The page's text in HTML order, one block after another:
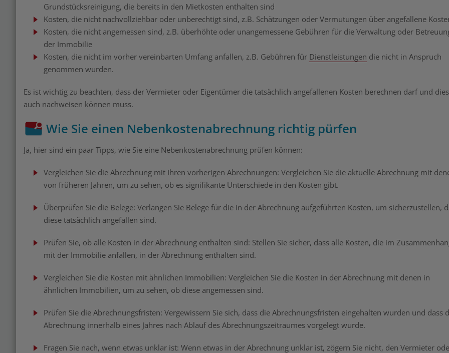
Grundstücksreinigung, die bereits in den Mietkosten enthalten sind
Kosten, die nicht nachvollziehbar oder unberechtigt sind, z.B. Schätzungen oder Vermutungen über angefallene
Kosten, die nicht angemessen sind, z.B. überhöhte oder unangemessene Gebühren für die Verwaltung oder
der Immobilie
Kosten, die nicht im vorher vereinbarten Umfang anfallen, z.B. Gebühren für Dienstleistungen die nicht in Anspruch
genommen wurden.
Es ist wichtig zu beachten, dass der Vermieter oder Eigentümer die tatsächlich angefallenen Kosten berechnen darf und
auch nachweisen können muss.
Wie Sie einen Nebenkostenabrechnung richtig pürfen
Ja, hier sind ein paar Tipps, wie Sie eine Nebenkostenabrechnung prüfen können:
Vergleichen Sie die Abrechnung mit Ihren vorherigen Abrechnungen: Vergleichen Sie die aktuelle Abrechnung mit
von früheren Jahren, um zu sehen, ob es signifikante Unterschiede in den Kosten gibt.
Überprüfen Sie die Belege: Verlangen Sie Belege für die in der Abrechnung aufgeführten Kosten, um sicherzustellen,
diese tatsächlich angefallen sind.
Prüfen Sie, ob alle Kosten in der Abrechnung enthalten sind: Stellen Sie sicher, dass alle Kosten, die im
mit der Immobilie anfallen, in der Abrechnung enthalten sind.
Vergleichen Sie die Kosten mit ähnlichen Immobilien: Vergleichen Sie die Kosten in der Abrechnung mit denen in
ähnlichen Immobilien, um zu sehen, ob diese angemessen sind.
Prüfen Sie die Abrechnungsfristen: Vergewissern Sie sich, dass die Abrechnungsfristen eingehalten wurden und dass
Abrechnung innerhalb eines Jahres nach Ablauf des Abrechnungszeitraumes vorgelegt wurde.
Fragen Sie nach, wenn etwas unklar ist: Wenn etwas in der Abrechnung unklar ist, zögern Sie nicht, den Vermieter